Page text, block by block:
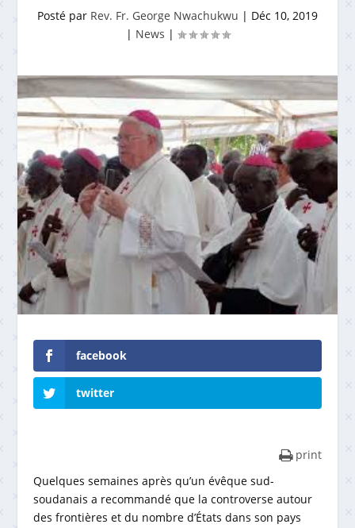
Posté par Rev. Fr. George Nwachukwu | Déc 10, 2019
| News |
facebook
twitter
print
Quelques semaines après qu’un évêque sud-
soudanais a recommandé que la controverse autour
des frontières et du nombre d’États dans son pays